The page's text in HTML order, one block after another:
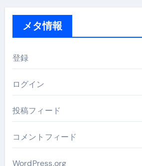
メタ情報
登録
ログイン
投稿フィード
コメントフィード
WordPress.org